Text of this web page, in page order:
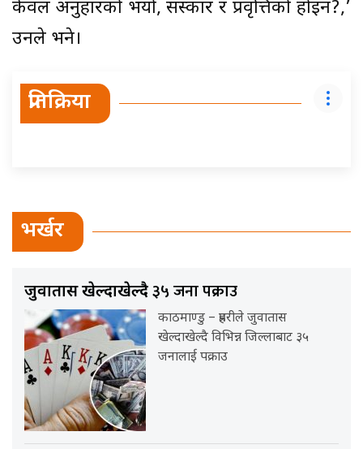
केवल अनुहारको भयो, संस्कार र प्रवृत्तिको होइन?,’
उनले भने।
प्रतिक्रिया
भर्खर
जुवातास खेल्दाखेल्दै३५ जना पक्राउ
काठमाण्डु – प्रहरीले जुवातास
खेल्दाखेल्दै विभिन्न जिल्लाबाट ३५
जनालाई पक्राउ